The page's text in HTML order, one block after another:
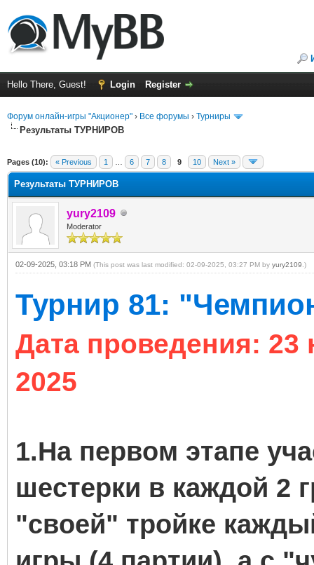
Hello There, Guest! Login Register
Форум онлайн-игры "Акционер" › Все форумы › Турниры
Результаты ТУРНИРОВ
Pages (10): « Previous 1 6 7 8 9 10 Next »
Результаты ТУРНИРОВ
yury2109
Moderator
02-09-2025, 03:18 PM (This post was last modified: 02-09-2025, 03:27 PM by yury2109 .)
Турнир 81:
Дата проведения: 23
2025
1.На первом этапе
шестерки в каждой 2
"своей" тройке